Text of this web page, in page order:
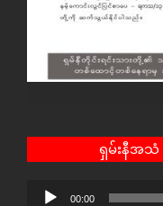
ရှမ်းနီအသံ
Audio
00:00